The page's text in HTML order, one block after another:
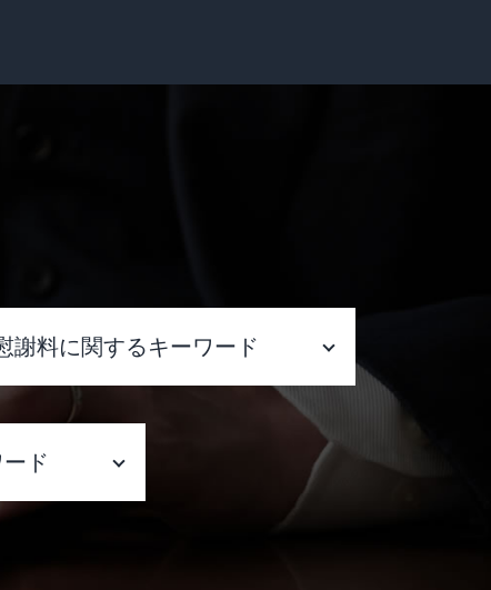
謝料に関するキーワード
慰謝料請求 弁護士費用 相手に請
慰謝料請求 時効
慰謝料請求された 払えない
ド
相談 大阪